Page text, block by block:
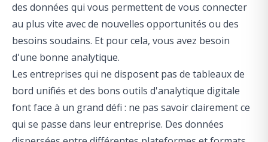
des données qui vous permettent de vous connecter
au plus vite avec de nouvelles opportunités ou des
besoins soudains. Et pour cela, vous avez besoin
d'une bonne analytique.
Les entreprises qui ne disposent pas de tableaux de
bord unifiés et des bons outils d'analytique digitale
font face à un grand défi : ne pas savoir clairement ce
qui se passe dans leur entreprise. Des données